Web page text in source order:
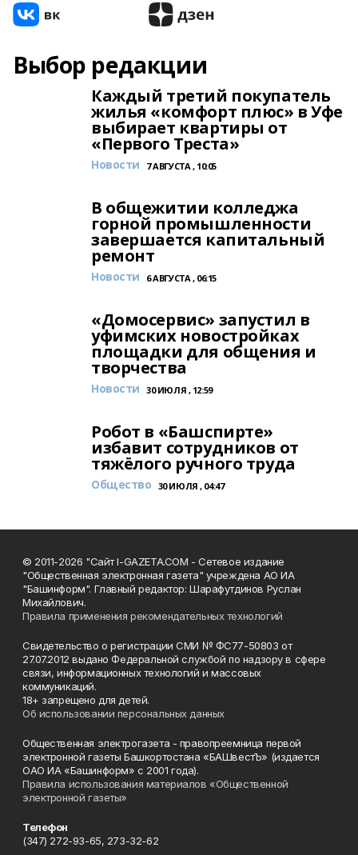
Выбор редакции
Каждый третий покупатель
жилья «комфорт плюс» в Уфе
выбирает квартиры от
«Первого Треста»
Новости 7 АВГУСТА , 10:05
В общежитии колледжа
горной промышленности
завершается капитальный
ремонт
Новости 6 АВГУСТА , 06:15
«Домосервис» запустил в
уфимских новостройках
площадки для общения и
творчества
Новости 30 ИЮЛЯ , 12:59
Робот в «Башспирте»
избавит сотрудников от
тяжёлого ручного труда
Общество 30 ИЮЛЯ , 04:47
© 2011-2026 "Сайт I-GAZETA.COM - Сетевое издание
"Общественная электронная газета" учреждена АО ИА
"Башинформ". Главный редактор: Шарафутдинов Руслан
Михайлович.
Правила применения рекомендательных технологий
Свидетельство о регистрации СМИ № ФС77-50803 от
27.07.2012 выдано Федеральной службой по надзору в сфере
связи, информационных технологий и массовых
коммуникаций.
18+ запрещено для детей.
Об использовании персональных данных
Общественная электрогазета - правопреемница первой
электронной газеты Башкортостана «БАШвестЪ» (издается
ОАО ИА «Башинформ» с 2001 года).
Правила использования материалов «Общественной
электронной газеты»
Телефон
(347) 272-93-65, 273-32-62